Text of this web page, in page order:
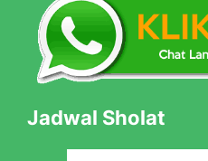
Jadwal Sholat